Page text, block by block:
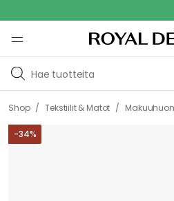
Shop / Tekstiilit & Matot /
-34%